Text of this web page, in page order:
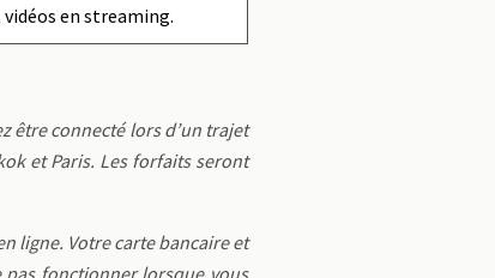
en streaming.
être connecté lors d’un trajet
et Paris. Les forfaits seront
ligne. Votre carte bancaire et
pas fonctionner lorsque vous